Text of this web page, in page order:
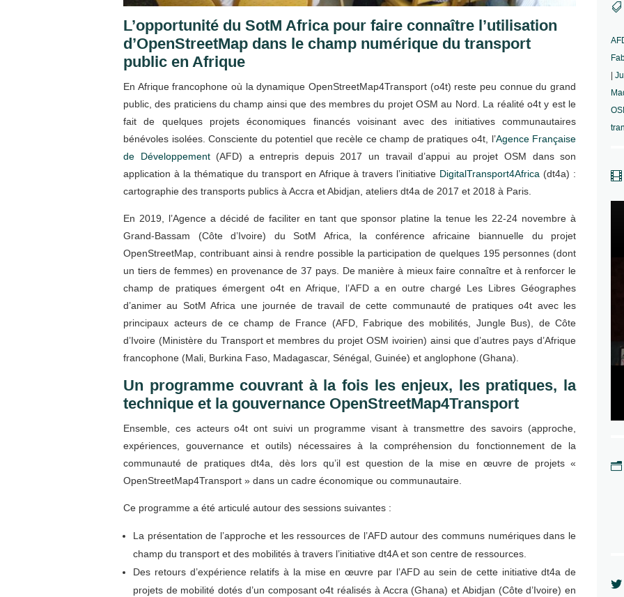
​L’opportunité du SotM Africa pour faire connaître l’utilisation
d’OpenStreetMap dans le champ numérique du transport
public en Afrique
En Afrique francophone où la dynamique OpenStreetMap4Transport (o4t) reste peu connue du grand
public, des praticiens du champ ainsi que des membres du projet OSM au Nord. La réalité o4t y est le
fait de quelques projets économiques financés voisinant avec des initiatives communautaires
bénévoles isolées. Consciente du potentiel que recèle ce champ de pratiques o4t, l’Agence Française
de Développement(AFD) a entrepris depuis 2017 un travail d’appui au projet OSM dans son
application à la thématique du transport en Afrique à travers l’initiative DigitalTransport4Africa (dt4a) :
cartographie des transports publics à Accra et Abidjan, ateliers dt4a de 2017 et 2018 à Paris.
En 2019, l’Agence a décidé de faciliter en tant que sponsor platine la tenue les 22-24 novembre à
Grand-Bassam (Côte d’Ivoire) du SotM Africa, la conférence africaine biannuelle du projet
OpenStreetMap, contribuant ainsi à rendre possible la participation de quelques 195 personnes (dont
un tiers de femmes) en provenance de 37 pays. De manière à mieux faire connaître et à renforcer le
champ de pratiques émergent o4t en Afrique, l’AFD a en outre chargé Les Libres Géographes
d’animer au SotM Africa une journée de travail de cette communauté de pratiques o4t avec les
principaux acteurs de ce champ de France (AFD, Fabrique des mobilités, Jungle Bus), de Côte
d’Ivoire (Ministère du Transport et membres du projet OSM ivoirien) ainsi que d’autres pays d’Afrique
francophone (Mali, Burkina Faso, Madagascar, Sénégal, Guinée) et anglophone (Ghana).
Un programme couvrant à la fois les enjeux, les pratiques, la
technique et la gouvernance OpenStreetMap4Transport
Ensemble, ces acteurs o4t ont suivi un programme visant à transmettre des savoirs (approche,
expériences, gouvernance et outils) nécessaires à la compréhension du fonctionnement de la
communauté de pratiques dt4a, dès lors qu’il est question de la mise en œuvre de projets «
OpenStreetMap4Transport » dans un cadre économique ou communautaire.
Ce programme a été articulé autour des sessions suivantes :
La présentation de l’approche et les ressources de l’AFD autour des communs numériques dans le
champ du transport et des mobilités à travers l’initiative dt4A et son centre de ressources.
Des retours d’expérience relatifs à la mise en œuvre par l’AFD au sein de cette initiative dt4a de
projets de mobilité dotés d’un composant o4t réalisés à Accra (Ghana) et Abidjan (Côte d’Ivoire) en

|

n
